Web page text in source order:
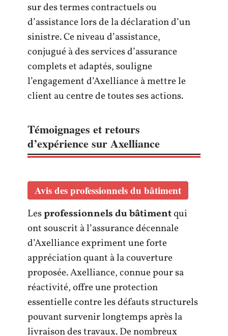
sur des termes contractuels ou
d’assistance lors de la déclaration d’un
sinistre. Ce niveau d’assistance,
conjugué à des services d’assurance
complets et adaptés, souligne
l’engagement d’Axelliance à mettre le
client au centre de toutes ses actions.
Témoignages et retours
d’expérience sur Axelliance
Avis des professionnels du bâtiment
Lesprofessionnels du bâtimentqui
ont souscrit à l’assurance décennale
d’Axelliance expriment une forte
appréciation quant à la couverture
proposée. Axelliance, connue pour sa
réactivité, offre une protection
essentielle contre les défauts structurels
pouvant survenir longtemps après la
livraison des travaux. De nombreux